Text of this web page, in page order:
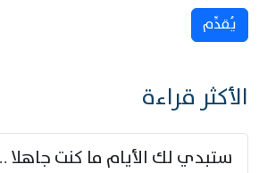
يُقدِّم
الأكثر قراءة